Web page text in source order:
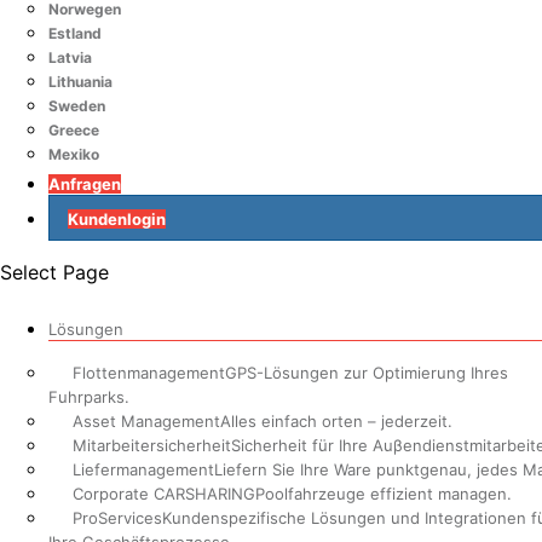
Norwegen
Estland
Latvia
Lithuania
Sweden
Greece
Mexiko
Anfragen
Kundenlogin
Select Page
Lösungen
FlottenmanagementGPS-Lösungen zur Optimierung Ihres
Fuhrparks.
Asset ManagementAlles einfach orten – jederzeit.
MitarbeitersicherheitSicherheit für Ihre
LiefermanagementLiefern Sie Ihre Ware punktgenau, jedes
Corporate CARSHARINGPoolfahrzeuge effizient managen.
ProServicesKundenspezifische Lösungen und Integrationen